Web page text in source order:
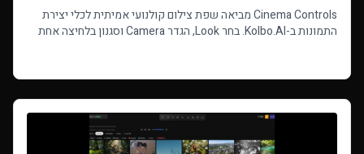
Cinema Controls מביאה שפת צילום קולנועי אמיתית לכלי יצירת
התמונות ב-Kolbo.AI. בחר Look, הגדר Camera וסגנון בלחיצה אחת